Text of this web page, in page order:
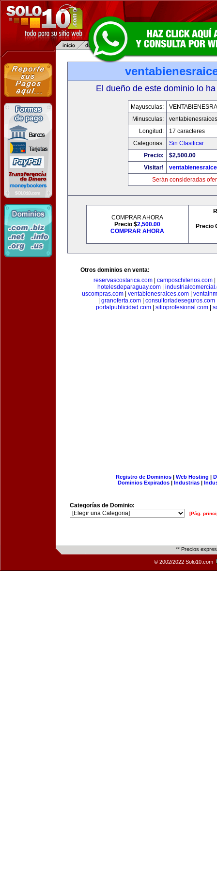
El dueño de este dominio lo
Mayusculas:
Minusculas:
Longitud:
17 caracteres
Categorias:
Sin Clasificar
Precio:
$2,500.00
Visitar!
Serán consideradas
COMPRAR AHORA
Precio $2,500.00
COMPRAR AHORA
Precio
Otros dominios en venta:
reservascostarica.com
camposchilenos.com
hotelesdeparaguay.com|
uscompras.com| ventabienesraices.com|
granoferta.com| consultoriadeseguros.com
portalpublicidad.com
sitioprofesional.com
Registro de Dominios| Web Hosting |
Dominios Expirados | Industrias |
Categorías de Dominio:
[Pág.
** Precios
© 2002/2022 Solo10.com